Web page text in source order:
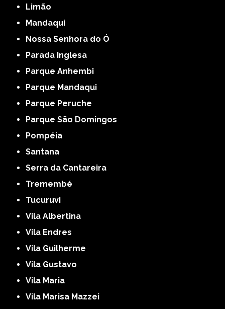
Limão
Mandaqui
Nossa Senhora do Ó
Parada Inglesa
Parque Anhembi
Parque Mandaqui
Parque Peruche
Parque São Domingos
Pompéia
Santana
Serra da Cantareira
Tremembé
Tucuruvi
Vila Albertina
Vila Endres
Vila Guilherme
Vila Gustavo
Vila Maria
Vila Marisa Mazzei